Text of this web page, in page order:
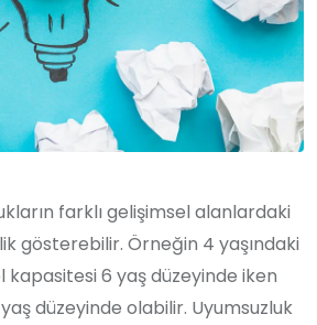
farklı gelişimsel alanlardaki
gösterebilir. Örneğin 4 yaşındaki
kapasitesi 6 yaş düzeyinde iken
düzeyinde olabilir. Uyumsuzluk